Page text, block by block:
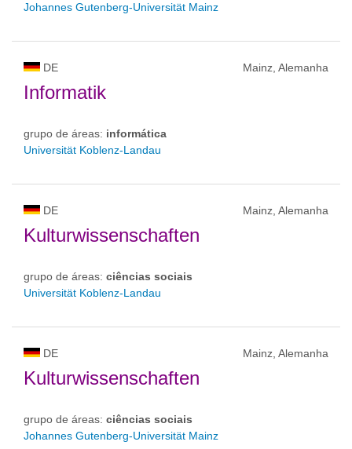
Johannes Gutenberg-Universität Mainz
DE Mainz, Alemanha
Informatik
grupo de áreas: informática
Universität Koblenz-Landau
DE Mainz, Alemanha
Kulturwissenschaften
grupo de áreas: ciências sociais
Universität Koblenz-Landau
DE Mainz, Alemanha
Kulturwissenschaften
grupo de áreas: ciências sociais
Johannes Gutenberg-Universität Mainz